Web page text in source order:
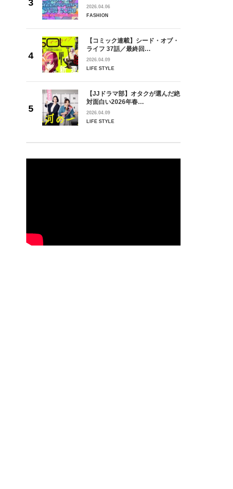
2026.04.06
FASHION
【コミック連載】シード・オブ・
ライフ 37話／最終回…
2026.04.09
LIFE STYLE
【JJドラマ部】オタクが選んだ絶
対面白い2026年春…
2026.04.09
LIFE STYLE